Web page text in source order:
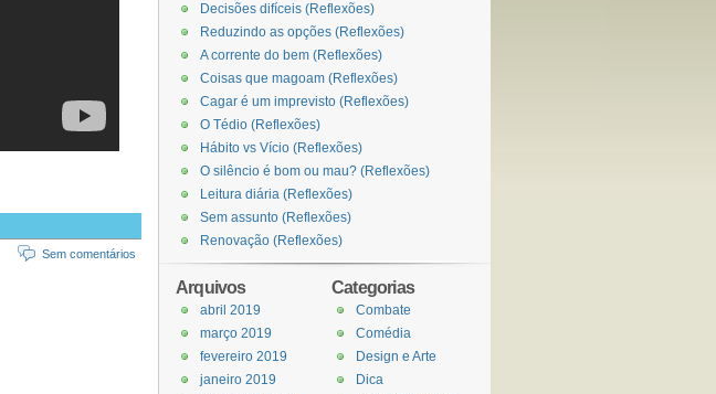
Sem comentários
Decisões difíceis (Reflexões)
Reduzindo as opções (Reflexões)
A corrente do bem (Reflexões)
Coisas que magoam (Reflexões)
Cagar é um imprevisto (Reflexões)
O Tédio (Reflexões)
Hábito vs Vício (Reflexões)
O silêncio é bom ou mau? (Reflexões)
Leitura diária (Reflexões)
Sem assunto (Reflexões)
Renovação (Reflexões)
Categorias
Combate
Comédia
Design e Arte
Dica
Arquivos
abril 2019
março 2019
fevereiro 2019
janeiro 2019